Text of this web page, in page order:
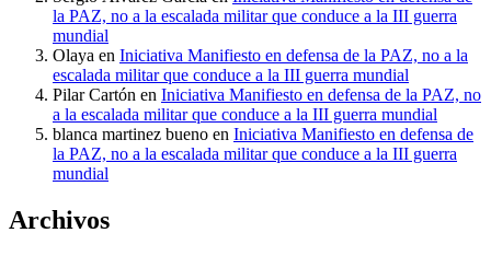
la PAZ, no a la escalada militar que conduce a la III guerra
mundial
Olaya en Iniciativa Manifiesto en defensa de la PAZ, no a la
escalada militar que conduce a la III guerra mundial
Pilar Cartón en Iniciativa Manifiesto en defensa de la PAZ, no
a la escalada militar que conduce a la III guerra mundial
blanca martinez bueno en Iniciativa Manifiesto en defensa de
la PAZ, no a la escalada militar que conduce a la III guerra
mundial
Archivos